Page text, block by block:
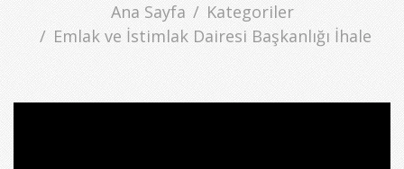
Ana Sayfa
Kategoriler
Emlak ve İstimlak Dairesi Başkanlığı İhale